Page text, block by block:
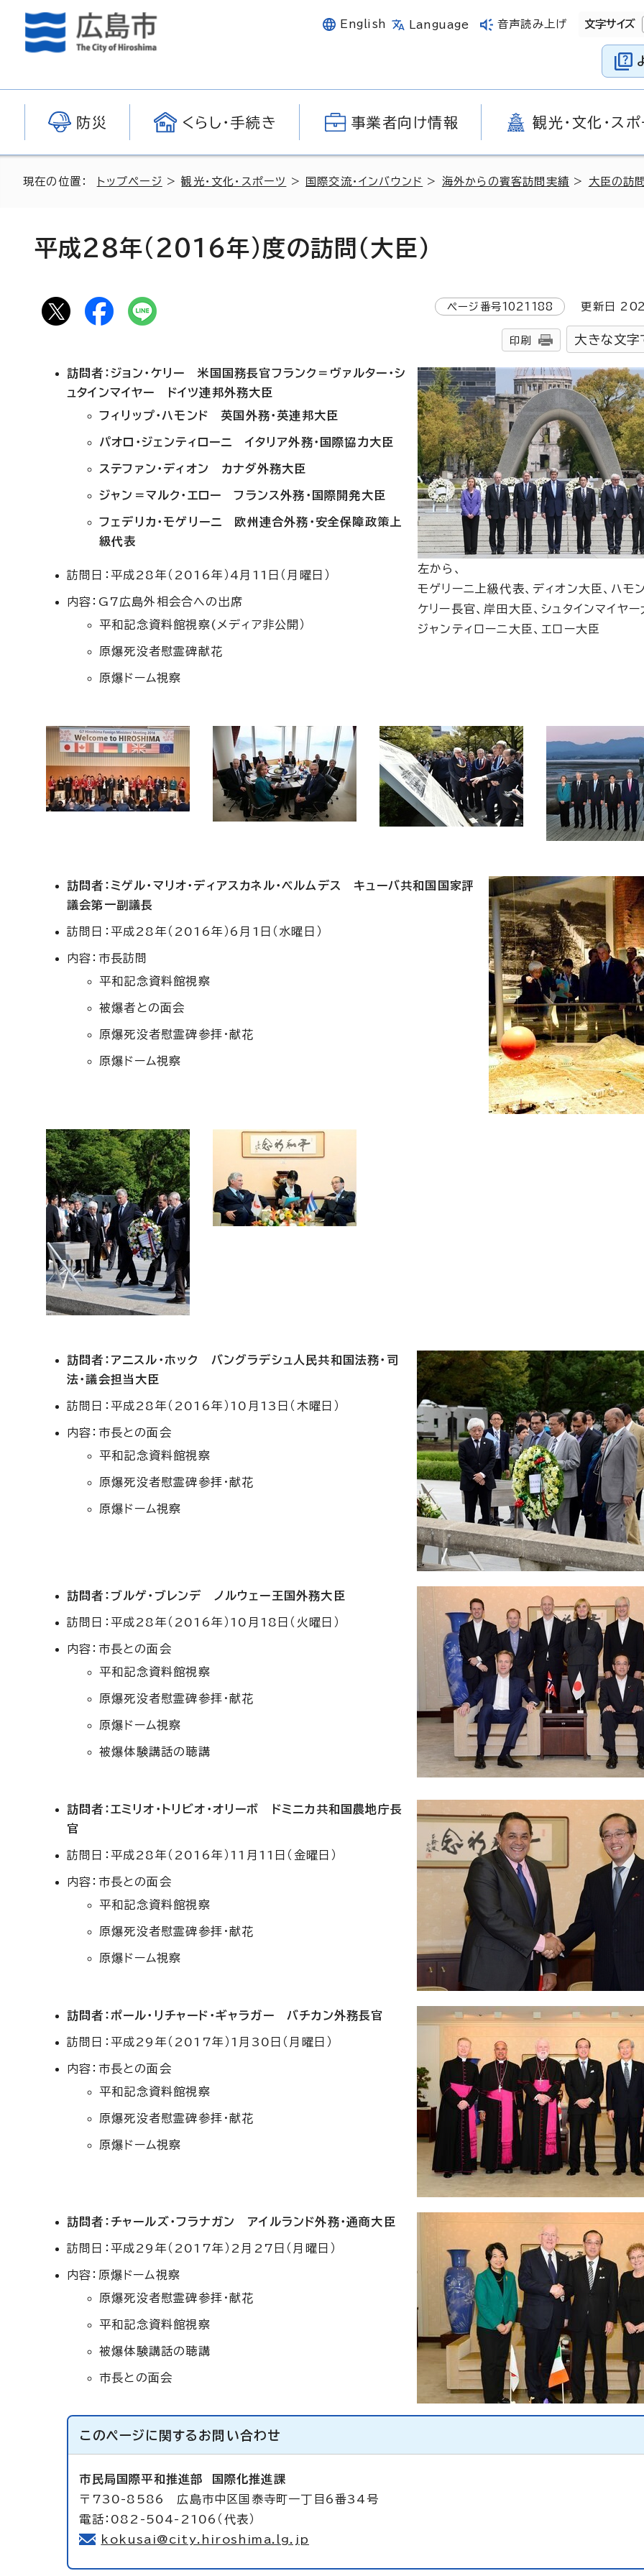
English Language 音声読み上げ 文字サイズ
防災 くらし・手続き 事業者向け情報 観光・文化・ス
現在の位置： トップページ >観光・文化・スポーツ > 国際交流・インバウンド > 海外からの賓客訪問実績 > 大臣の訪
平成28年(2016年)度の訪問（大臣）
ページ番号1021188 更新日
印刷 大きな文字
左から、
モゲリーニ上級代表、ディオン大臣、ハモ
ケリー長官、岸田大臣、シュタインマイヤー
ジャンティローニ大臣、エロー大臣
訪問者：ジョン・ケリー 米国国務長官フランク＝ヴァルター・シ
ュタインマイヤー ドイツ連邦外務大臣
フィリップ・ハモンド 英国外務・英連邦大臣
パオロ・ジェンティローニ イタリア外務・国際協力大臣
ステファン・ディオン カナダ外務大臣
ジャン＝マルク・エロー フランス外務・国際開発大臣
フェデリカ・モゲリーニ 欧州連合外務・安全保障政策上
級代表
訪問日：平成28年（2016年）4月11日（月曜日）
内容：G7広島外相会合への出席
平和記念資料館視察(メディア非公開）
原爆死没者慰霊碑献花
原爆ドーム視察
訪問者：ミゲル・マリオ・ディアスカネル・ベルムデス キューバ共和国国家評
議会第一副議長
訪問日：平成28年（2016年）6月1日（水曜日）
内容：市長訪問
平和記念資料館視察
被爆者との面会
原爆死没者慰霊碑参拝・献花
原爆ドーム視察
訪問者：アニスル・ホック バングラデシュ人民共和国法務・司
法・議会担当大臣
訪問日：平成28年（2016年）10月13日（木曜日）
内容：市長との面会
平和記念資料館視察
原爆死没者慰霊碑参拝・献花
原爆ドーム視察
訪問者：ブルゲ・ブレンデ ノルウェー王国外務大臣
訪問日：平成28年（2016年）10月18日（火曜日）
内容：市長との面会
平和記念資料館視察
原爆死没者慰霊碑参拝・献花
原爆ドーム視察
被爆体験講話の聴講
訪問者：エミリオ・トリビオ・オリーボ ドミニカ共和国農地庁長
官
訪問日：平成28年（2016年）11月11日（金曜日）
内容：市長との面会
平和記念資料館視察
原爆死没者慰霊碑参拝・献花
原爆ドーム視察
訪問者：ポール・リチャード・ギャラガー バチカン外務長官
訪問日：平成29年（2017年）1月30日（月曜日）
内容：市長との面会
平和記念資料館視察
原爆死没者慰霊碑参拝・献花
原爆ドーム視察
訪問者：チャールズ・フラナガン アイルランド外務・通商大臣
訪問日：平成29年（2017年）2月27日（月曜日）
内容：原爆ドーム視察
原爆死没者慰霊碑参拝・献花
平和記念資料館視察
被爆体験講話の聴講
市長との面会
このページに関する お問い合わせ
市民局国際平和推進部
国際化推進課
〒730-8586 広島市中区国泰寺町一丁目6番34号
電話：082-504-2106（代表）
kokusai@city.hiroshima.lg.jp